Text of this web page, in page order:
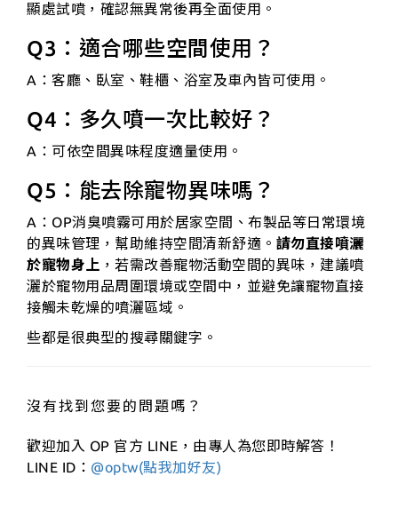
顯處試噴，確認無異常後再全面使用。
Q3：適合哪些空間使用？
A：客廳、臥室、鞋櫃、浴室及車內皆可使用。
Q4：多久噴一次比較好？
A：可依空間異味程度適量使用。
Q5：能去除寵物異味嗎？
A：OP消臭噴霧可用於居家空間、布製品等日常環境
的異味管理，幫助維持空間清新舒適。 請勿直接噴灑
於寵物身上 ，若需改善寵物活動空間的異味，建議噴
灑於寵物用品周圍環境或空間中，並避免讓寵物直接
接觸未乾燥的噴灑區域。
些都是很典型的搜尋關鍵字。
沒有找到您要的問題嗎？
歡迎加入 OP 官方 LINE，由專人為您即時解答！
LINE ID： @optw(點我加好友)